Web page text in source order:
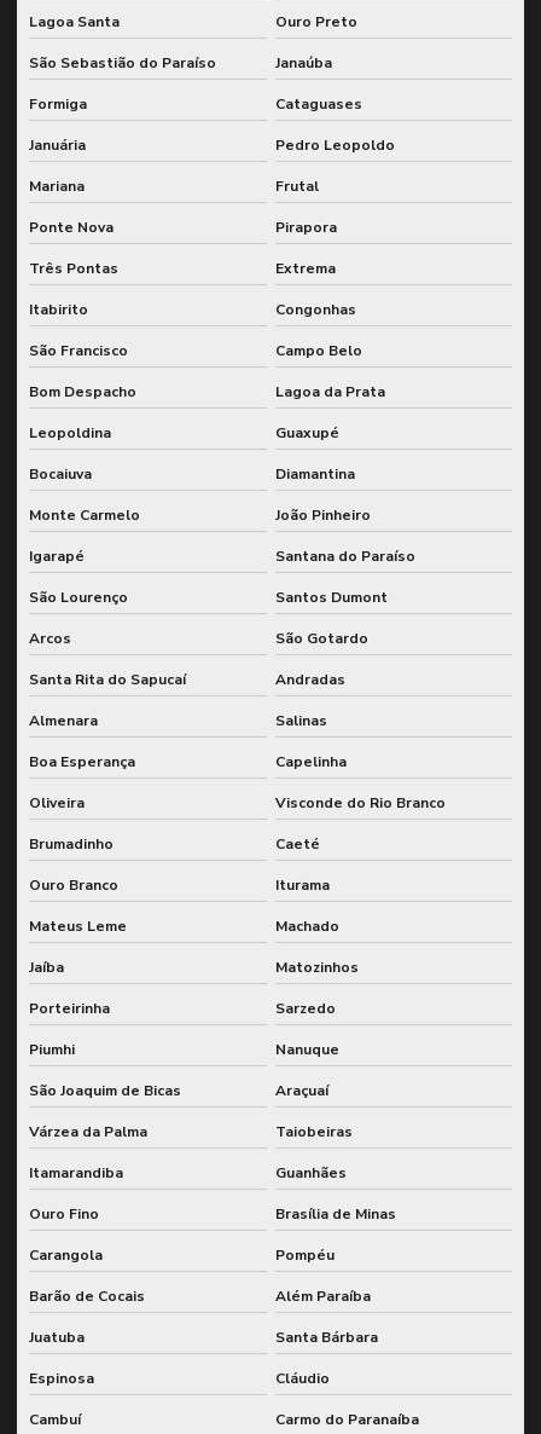
Plano de manutenção sap
Redução de custos de manutenção
Serviço de confiabilidade lcc
Serviço de engenharia de confiabilidade
Termografia infravermelha industrial
Ultrassom end
Ultrassom ensaio não destrutivo
Lagoa Santa Ouro Preto
São Sebastião do Paraíso Janaúba
Formiga Cataguases
Januária Pedro Leopoldo
Mariana Frutal
Ponte Nova Pirapora
Três Pontas Extrema
Itabirito Congonhas
São Francisco Campo Belo
Bom Despacho Lagoa da Prata
Leopoldina Guaxupé
Bocaiuva Diamantina
Monte Carmelo João Pinheiro
Igarapé Santana do Paraíso
São Lourenço Santos Dumont
Arcos São Gotardo
Santa Rita do Sapucaí Andradas
Almenara Salinas
Boa Esperança Capelinha
Oliveira Visconde do Rio Branco
Brumadinho Caeté
Ouro Branco Iturama
Mateus Leme Machado
Jaíba Matozinhos
Porteirinha Sarzedo
Piumhi Nanuque
São Joaquim de Bicas Araçuaí
Várzea da Palma Taiobeiras
Itamarandiba Guanhães
Ouro Fino Brasília de Minas
Carangola Pompéu
Barão de Cocais Além Paraíba
Juatuba Santa Bárbara
Espinosa Cláudio
Cambuí Carmo do Paranaíba